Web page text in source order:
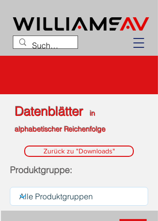
Datenblätter
in
alphabetischer Reichenfolge
Zurück zu "Downloads"
Produktgruppe: